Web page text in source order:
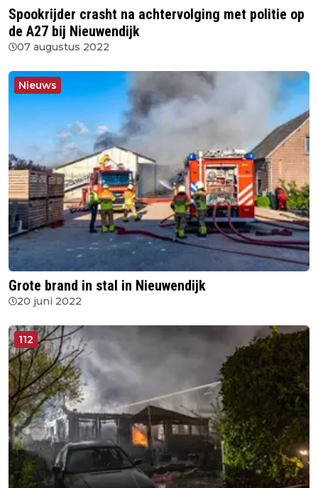
Spookrijder crasht na achtervolging met politie op
de A27 bij Nieuwendijk
07 augustus 2022
Nieuws
Grote brand in stal in Nieuwendijk
20 juni 2022
112